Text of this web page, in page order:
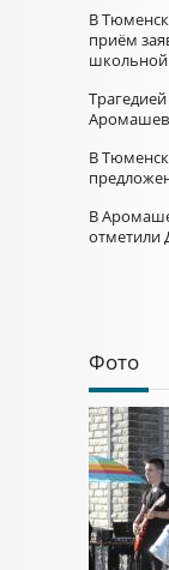
В
приём
В
В
отметили
Фото